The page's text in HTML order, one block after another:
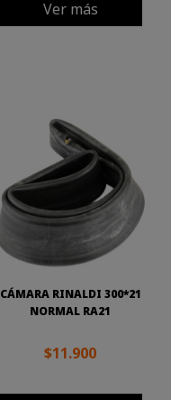
Ver más
CÁMARA RINALDI 300*21
NORMAL RA21
$11.900